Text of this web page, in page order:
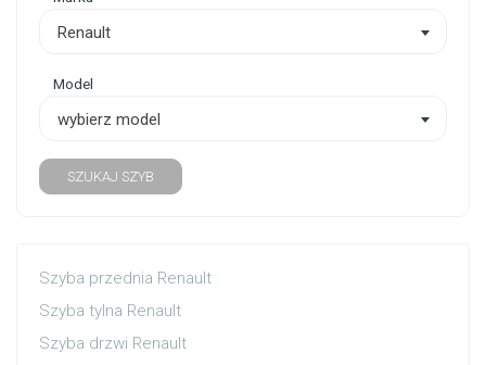
Renault
Model
wybierz model
SZUKAJ SZYB
Szyba przednia Renault
Szyba tylna Renault
Szyba drzwi Renault